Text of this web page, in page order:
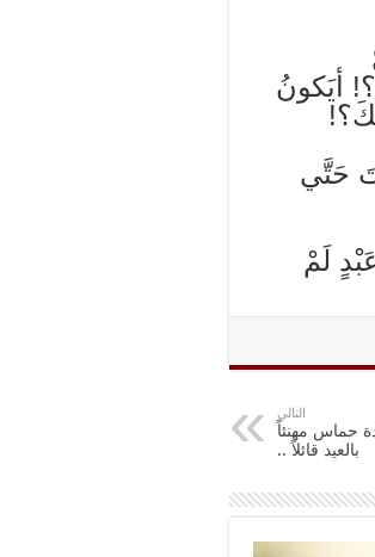
أيَكونُ
حَتَّي‌
لَمْ
التالي
حماس مهنئاً
بالعید قائلاً ..